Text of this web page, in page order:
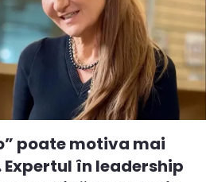
poate motiva mai
în leadership